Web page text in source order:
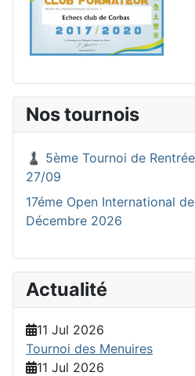
Nos tournois
♟️ 5ème Tournoi de
27/09
17éme Open International
Décembre 2026
Actualité
11 Jul 2026
Tournoi des Menuires
11 Jul 2026